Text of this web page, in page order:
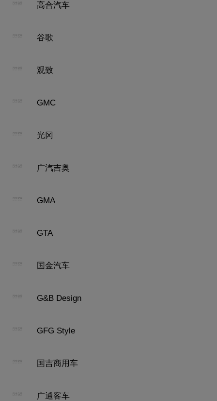
高合汽车
谷歌
观致
GMC
光冈
广汽吉奥
GMA
GTA
国金汽车
G&B Design
GFG Style
国吉商用车
广通客车